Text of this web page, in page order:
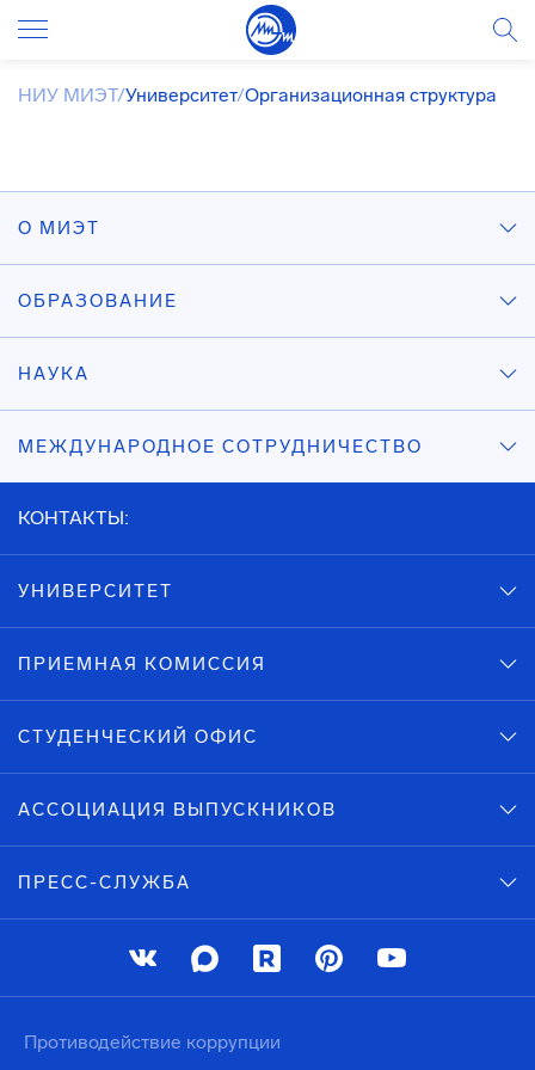
НИУ МИЭТ/Университет/Организационная структура
О МИЭТ
ОБРАЗОВАНИЕ
НАУКА
МЕЖДУНАРОДНОЕ СОТРУДНИЧЕСТВО
КОНТАКТЫ:
УНИВЕРСИТЕТ
ПРИЕМНАЯ КОМИССИЯ
СТУДЕНЧЕСКИЙ ОФИС
АССОЦИАЦИЯ ВЫПУСКНИКОВ
ПРЕСС-СЛУЖБА
Противодействие коррупции